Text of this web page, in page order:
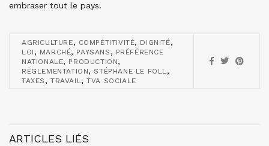
embraser tout le pays.
AGRICULTURE, COMPÉTITIVITÉ, DIGNITÉ,
LOI , MARCHÉ, PAYSANS , PRÉFÉRENCE
NATIONALE, PRODUCTION,
RÈGLEMENTATION, STÉPHANE LE FOLL,
TAXES , TRAVAIL,TVA SOCIALE
ARTICLES LIÉS